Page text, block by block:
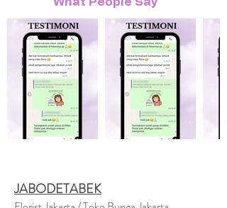
JABODETABEK